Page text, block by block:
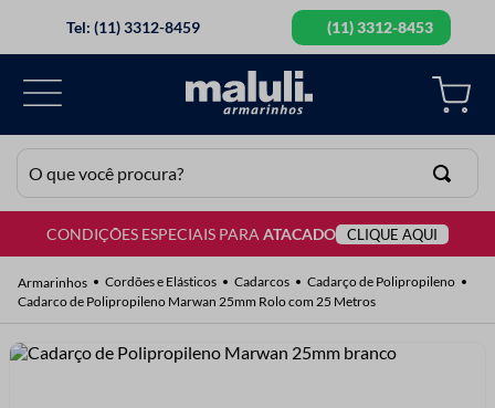
Tel: (11) 3312-8459 (11) 3312-8453
O que você procura?
CONDIÇÕES ESPECIAIS PARAATACADO CLIQUE AQUI
Cordões e Elásticos Cadarcos
Cadarço de Polipropileno
Cadarco de Polipropileno Marwan 25mm Rolo com 25 Metros
TERMOS MAIS BUSCADOS
2º
barbante
3º
botão